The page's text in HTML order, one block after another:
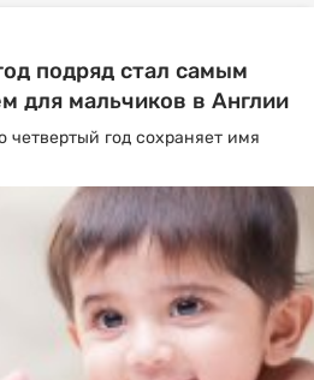
подряд стал самым
для мальчиков в Англии
четвертый год сохраняет имя